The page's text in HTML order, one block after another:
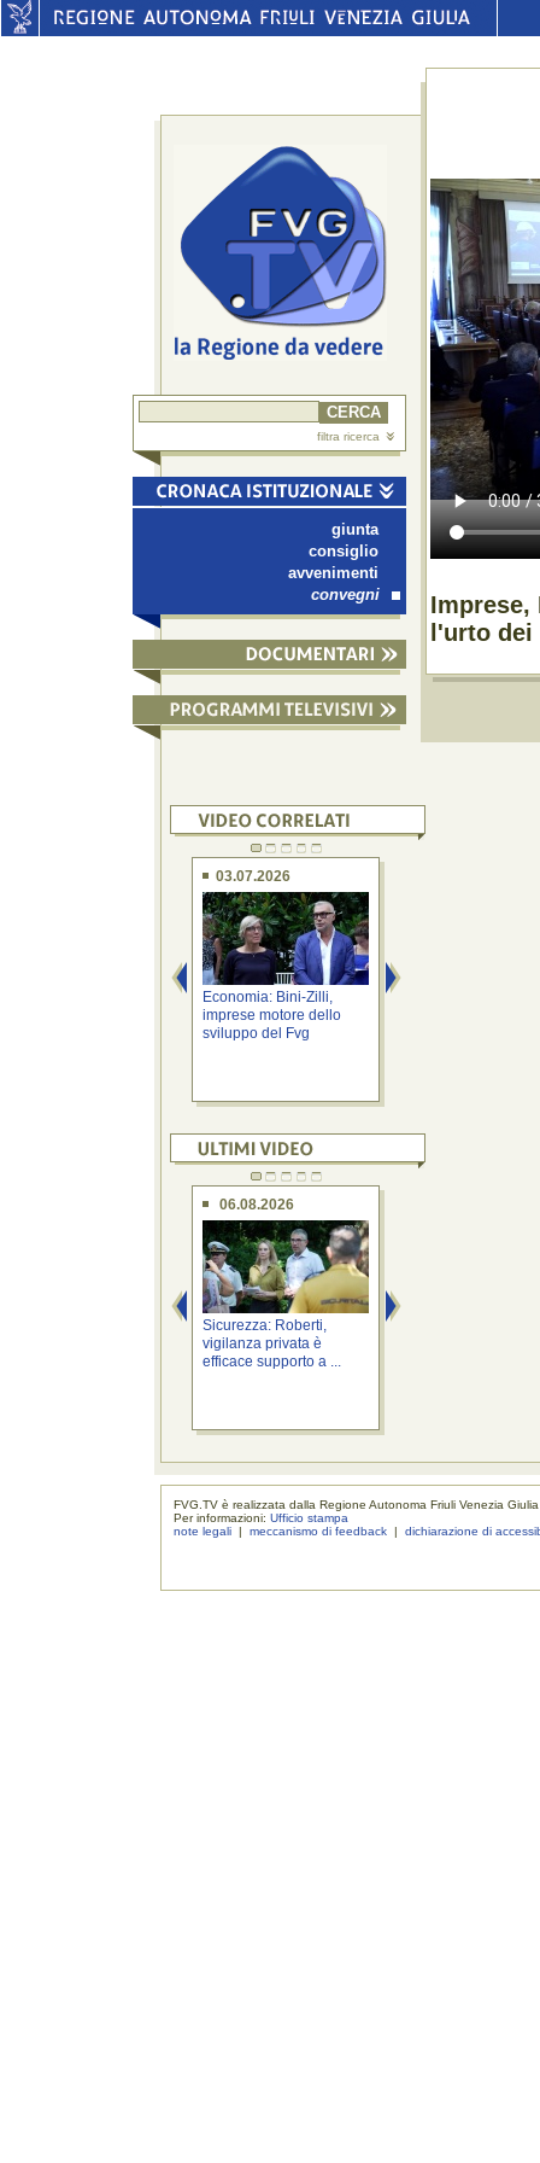
filtra ricerca
giunta
consiglio
avvenimenti
convegni
l'urto dei
03.07.2026
Economia: Bini-Zilli,
imprese motore dello
sviluppo del Fvg
06.08.2026
Sicurezza: Roberti,
vigilanza privata è
efficace supporto a ...
FVG.TV è realizzata dalla Regione Autonoma Friuli Venezia Giulia
Per informazioni:Ufficio stampa
note legali |meccanismo di feedback |dichiarazione di